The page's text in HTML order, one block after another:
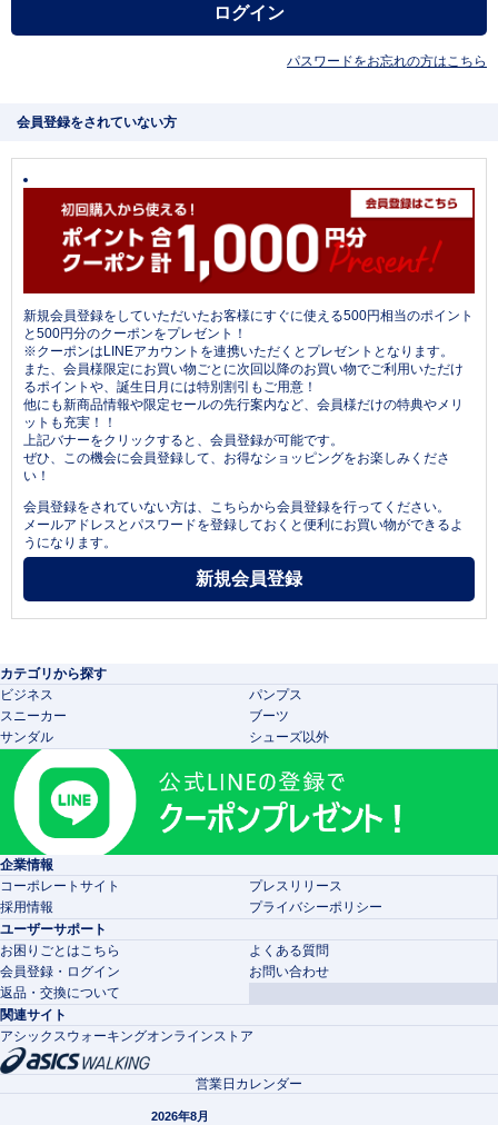
パスワードをお忘れの方はこちら
会員登録をされていない方
新規会員登録をしていただいたお客様にすぐに使える500円相当のポイント
と500円分のクーポンをプレゼント！
※クーポンはLINEアカウントを連携いただくとプレゼントとなります。
また、会員様限定にお買い物ごとに次回以降のお買い物でご利用いただけ
るポイントや、誕生日月には特別割引もご用意！
他にも新商品情報や限定セールの先行案内など、会員様だけの特典やメリ
ットも充実！！
上記バナーをクリックすると、会員登録が可能です。
ぜひ、この機会に会員登録して、お得なショッピングをお楽しみくださ
い！
会員登録をされていない方は、こちらから会員登録を行ってください。
メールアドレスとパスワードを登録しておくと便利にお買い物ができるよ
うになります。
カテゴリから探す
ビジネス
パンプス
スニーカー
ブーツ
サンダル
シューズ以外
企業情報
コーポレートサイト
プレスリリース
採用情報
プライバシーポリシー
ユーザーサポート
お困りごとはこちら
よくある質問
会員登録・ログイン
お問い合わせ
返品・交換について
関連サイト
アシックスウォーキングオンラインストア
営業日カレンダー
2026年8月